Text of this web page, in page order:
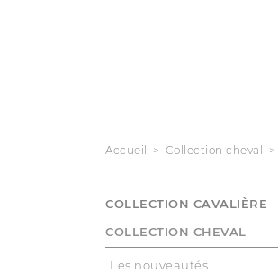
Accueil Collection cheval
COLLECTION CAVALIÈRE
COLLECTION CHEVAL
Les nouveautés